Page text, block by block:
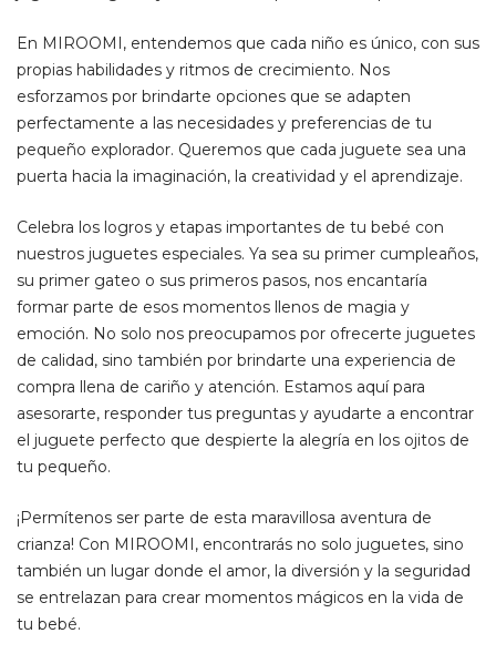
En MIROOMI, entendemos que cada niño es único, con sus
propias habilidades y ritmos de crecimiento. Nos
esforzamos por brindarte opciones que se adapten
perfectamente a las necesidades y preferencias de tu
pequeño explorador. Queremos que cada juguete sea una
puerta hacia la imaginación, la creatividad y el aprendizaje.
Celebra los logros y etapas importantes de tu bebé con
nuestros juguetes especiales. Ya sea su primer cumpleaños,
su primer gateo o sus primeros pasos, nos encantaría
formar parte de esos momentos llenos de magia y
emoción. No solo nos preocupamos por ofrecerte juguetes
de calidad, sino también por brindarte una experiencia de
compra llena de cariño y atención. Estamos aquí para
asesorarte, responder tus preguntas y ayudarte a encontrar
el juguete perfecto que despierte la alegría en los ojitos de
tu pequeño.
¡Permítenos ser parte de esta maravillosa aventura de
crianza! Con MIROOMI, encontrarás no solo juguetes, sino
también un lugar donde el amor, la diversión y la seguridad
se entrelazan para crear momentos mágicos en la vida de
tu bebé.